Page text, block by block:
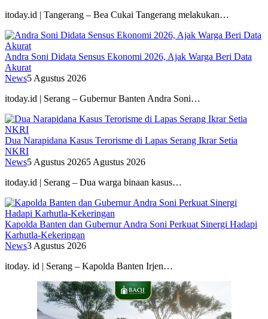
itoday.id | Tangerang – Bea Cukai Tangerang melakukan…
Andra Soni Didata Sensus Ekonomi 2026, Ajak Warga Beri Data
Akurat
News5 Agustus 2026
itoday.id | Serang – Gubernur Banten Andra Soni…
Dua Narapidana Kasus Terorisme di Lapas Serang Ikrar Setia
NKRI
News5 Agustus 20265 Agustus 2026
itoday.id | Serang – Dua warga binaan kasus…
Kapolda Banten dan Gubernur Andra Soni Perkuat Sinergi Hadapi
Karhutla-Kekeringan
News3 Agustus 2026
itoday. id | Serang – Kapolda Banten Irjen…